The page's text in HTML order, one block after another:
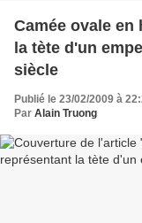
Camée ovale
la tète d'un
siècle
Publié le 23/02/2009 à
Par Alain Truong